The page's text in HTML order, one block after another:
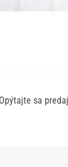
Opýtajte sa